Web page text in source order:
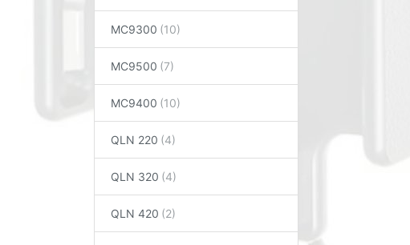
MC9300
MC9500
MC9400
QLN 220
QLN 320
QLN 420